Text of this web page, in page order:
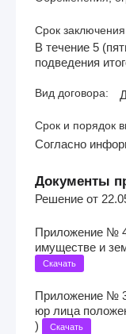
Срок
В течение 5
подведения
Вид договора:
Срок и порядок
Согласно
Документы
Решение от
Приложение №
имуществе и
Скачать
Приложение №
юр лица
)
Скачать